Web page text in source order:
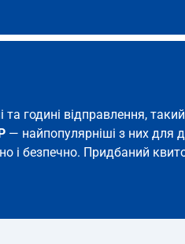
та годині відправлення,
— найпопулярніші з них для
і безпечно. Придбаний